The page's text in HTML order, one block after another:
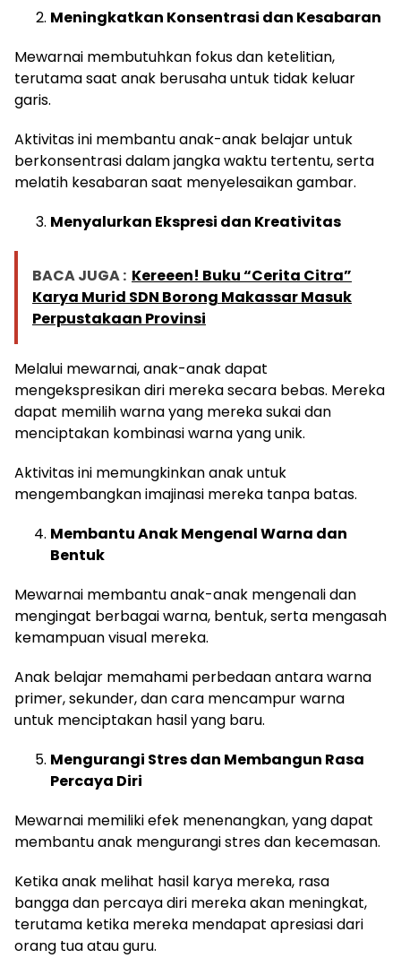
Meningkatkan Konsentrasi dan Kesabaran
Mewarnai membutuhkan fokus dan ketelitian,
terutama saat anak berusaha untuk tidak keluar
garis.
Aktivitas ini membantu anak-anak belajar untuk
berkonsentrasi dalam jangka waktu tertentu, serta
melatih kesabaran saat menyelesaikan gambar.
Menyalurkan Ekspresi dan Kreativitas
BACA JUGA : Kereeen! Buku “Cerita Citra”
Karya Murid SDN Borong Makassar Masuk
Perpustakaan Provinsi
Melalui mewarnai, anak-anak dapat
mengekspresikan diri mereka secara bebas. Mereka
dapat memilih warna yang mereka sukai dan
menciptakan kombinasi warna yang unik.
Aktivitas ini memungkinkan anak untuk
mengembangkan imajinasi mereka tanpa batas.
Membantu Anak Mengenal Warna dan
Bentuk
Mewarnai membantu anak-anak mengenali dan
mengingat berbagai warna, bentuk, serta mengasah
kemampuan visual mereka.
Anak belajar memahami perbedaan antara warna
primer, sekunder, dan cara mencampur warna
untuk menciptakan hasil yang baru.
Mengurangi Stres dan Membangun Rasa
Percaya Diri
Mewarnai memiliki efek menenangkan, yang dapat
membantu anak mengurangi stres dan kecemasan.
Ketika anak melihat hasil karya mereka, rasa
bangga dan percaya diri mereka akan meningkat,
terutama ketika mereka mendapat apresiasi dari
orang tua atau guru.